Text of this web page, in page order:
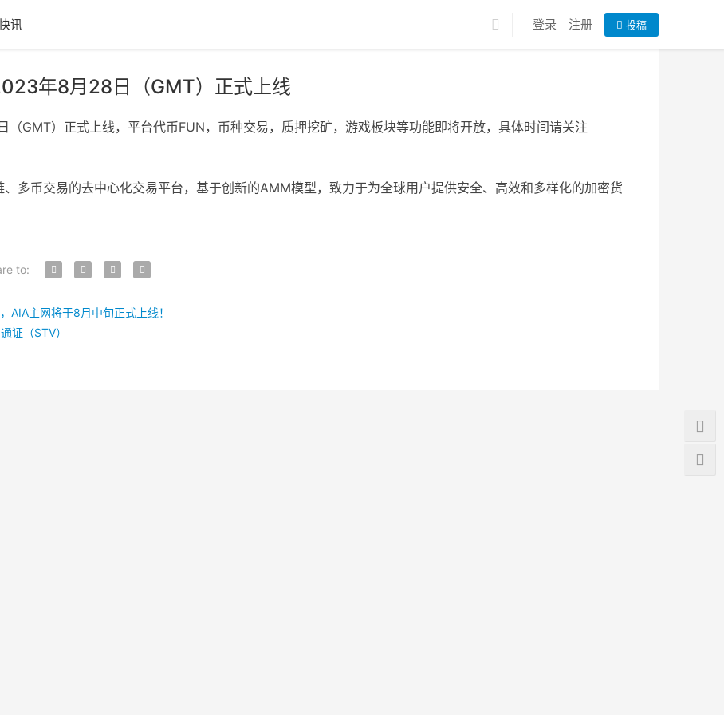
讯 登录 注册 投稿
年8月28日（GMT）正式上线
GMT）正式上线，平台代币FUN，币种交易，质押挖矿，游戏板块等功能即将开放，具体时间请关注
多币交易的去中心化交易平台，基于创新的AMM模型，致力于为全球用户提供安全、高效和多样化的加密货
to:
主网将于8月中旬正式上线！
证（STV）